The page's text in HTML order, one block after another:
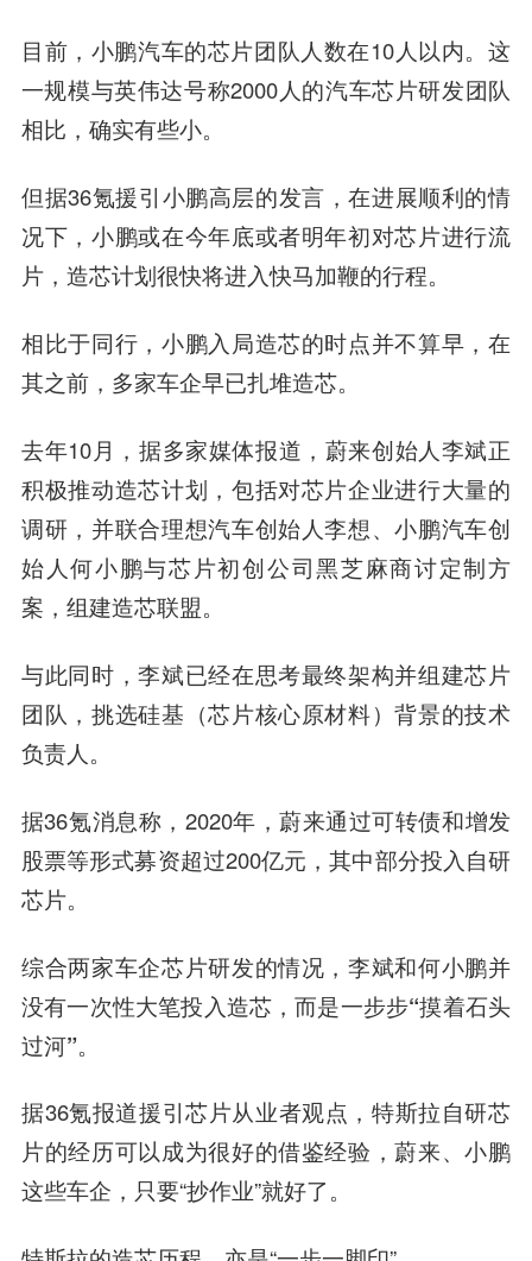
目前，小鹏汽车的芯片团队人数在10人以内。这
一规模与英伟达号称2000人的汽车芯片研发团队
相比，确实有些小。
但据36氪援引小鹏高层的发言，在进展顺利的情
况下，小鹏或在今年底或者明年初对芯片进行流
片， 造芯计划很快将进入快马加鞭的行程。
相比于同行，小鹏入局造芯的时点并不算早，在
其之前，多家车企早已扎堆造芯。
去年10月，据多家媒体报道，蔚来创始人李斌正
积极推动造芯计划，包括对芯片企业进行大量的
调研，并联合理想汽车创始人李想、小鹏汽车创
始人何小鹏与芯片初创公司黑芝麻商讨定制方
案，组建造芯联盟。
与此同时，李斌已经在思考最终架构并组建芯片
团队，挑选硅基（芯片核心原材料）背景的技术
负责人。
据36氪消息称，2020年，蔚来通过可转债和增发
股票等形式募资超过200亿元，其中部分投入自研
芯片。
综合两家车企芯片研发的情况，李斌和何小鹏并
没有一次性大笔投入造芯，而是一步步“摸着石头
过河”。
据36氪报道援引芯片从业者观点，特斯拉自研芯
片的经历可以成为很好的借鉴经验，蔚来、小鹏
这些车企，只要“抄作业”就好了。